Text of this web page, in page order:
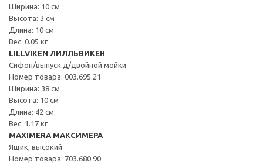
Ширина: 10 см
Высота: 3 см
Длина: 10 см
Вес: 0.05 кг
LILLVIKEN ЛИЛЛЬВИКЕН
Сифон/выпуск д/двойной мойки
Номер товара: 003.695.21
Ширина: 38 см
Высота: 10 см
Длина: 42 см
Вес: 1.17 кг
MAXIMERA МАКСИМЕРА
Ящик, высокий
Номер товара: 703.680.90